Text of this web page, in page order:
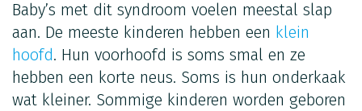
Baby’s met dit syndroom voelen meestal slap
aan. De meeste kinderen hebben een klein
hoofd. Hun voorhoofd is soms smal en ze
hebben een korte neus. Soms is hun onderkaak
wat kleiner. Sommige kinderen worden geboren